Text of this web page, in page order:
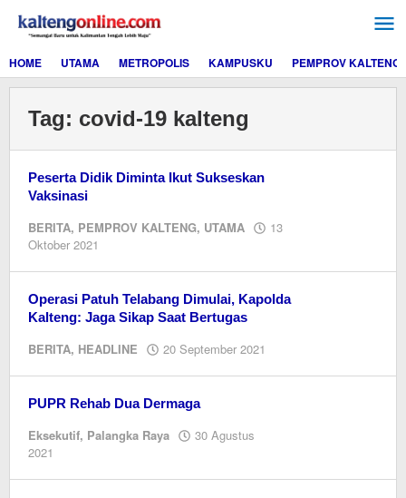
konten
HOME
UTAMA METROPOLIS KAMPUSKU PEMPROV KALTENG
Tag: covid-19 kalteng
Peserta Didik Diminta Ikut Sukseskan
Vaksinasi
BERITA, PEMPROV KALTENG, UTAMA
13
Oktober 2021
Operasi Patuh Telabang Dimulai, Kapolda
Kalteng: Jaga Sikap Saat Bertugas
BERITA, HEADLINE 20 September 2021
dua
PUPR Rehab Dua Dermaga
Eksekutif, Palangka Raya
30 Agustus
2021